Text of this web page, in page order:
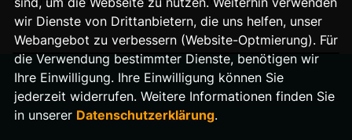
IMPRESSUM
wir Dienste von Drittanbietern, die uns helfen, unser
Webangebot zu verbessern (Website-Optmierung). Für
die Verwendung bestimmter Dienste, benötigen wir
Ihre Einwilligung. Ihre Einwilligung können Sie
jederzeit widerrufen. Weitere Informationen finden Sie
in unserer Datenschutzerklärung.